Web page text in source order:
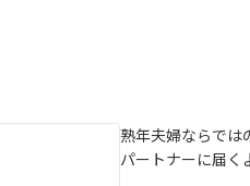
熟年夫婦ならでは
パートナーに届く